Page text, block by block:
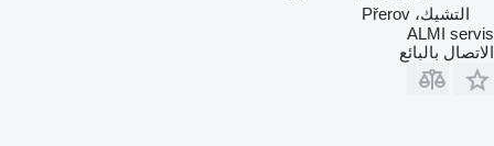
التشيك، Přerov
ALMI servis
الاتصال بالبائع